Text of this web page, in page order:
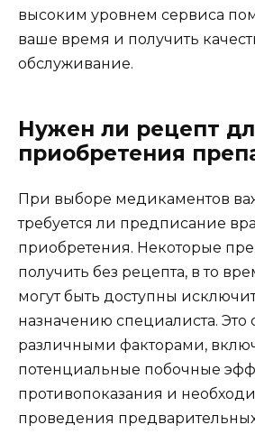
высоким уровнем сервиса
ваше время и получить
обслуживание.
Нужен ли рецепт
приобретения
При выборе медикаментов
требуется ли предписание
приобретения. Некоторые
получить без рецепта, в то
могут быть доступны
назначению специалиста. Это
различными факторами,
потенциальные побочные
противопоказания и
проведения